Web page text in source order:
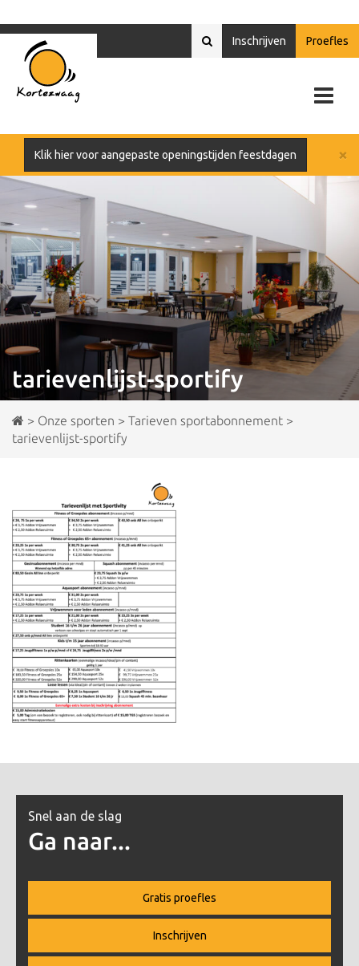
Inschrijven Proefles
×
Klik hier voor aangepaste openingstijden feestdagen
tarievenlijst-sportify
> Onze sporten > Tarieven sportabonnement >
tarievenlijst-sportify
Snel aan de slag
Ga naar...
Gratis proefles
Inschrijven